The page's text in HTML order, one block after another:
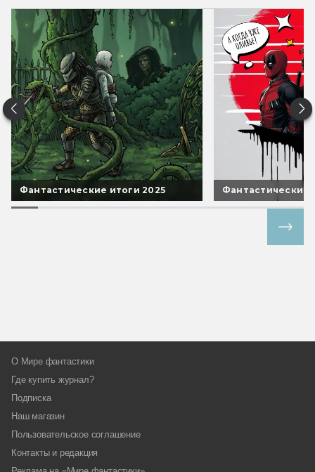
Фантастические итоги 2025 Фантастические
О Мире фантастики
Где купить журнал?
Подписка
Наш магазин
Пользовательское соглашение
Контакты и редакция